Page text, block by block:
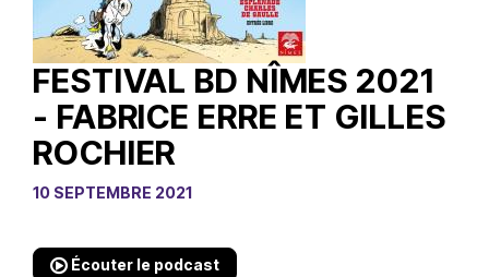
FESTIVAL BD NÎMES 2021
- FABRICE ERRE ET GILLES
ROCHIER
10 SEPTEMBRE 2021
Écouter le podcast